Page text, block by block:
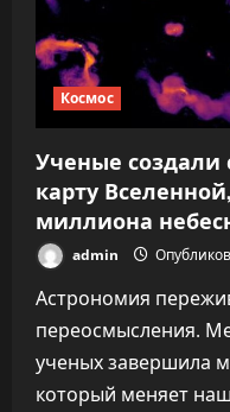
Космос
Ученые
карту
миллиона
admin
Астрономия
переосмысления.
ученых завершила
который меняет